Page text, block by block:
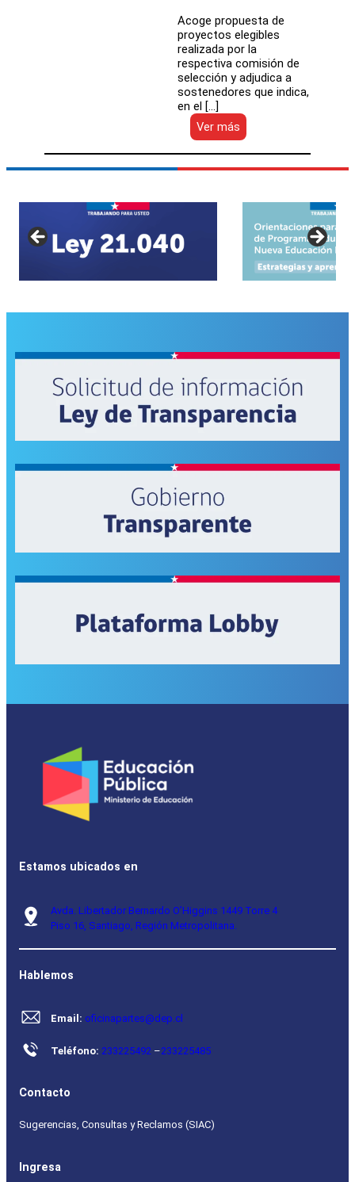
EDUCACIONALES
PÚBLICOS
DEL
PAÍS
Acoge propuesta de
proyectos elegibles
realizada por la
respectiva comisión de
selección y adjudica a
sostenedores que indica,
en el […]
Ver más
SE
ACOGE
PROPUESTA
REALIZADA
POR
RESPECTIVA
COMISIÓN
SELECCIÓN
ADJUDICA
SOSTENEDORES
Estamos ubicados en
Avda. Libertador Bernardo O’Higgins 1449 Torre 4
Piso 16, Santiago, Región Metropolitana.
Hablemos
Email: oficinapartes@dep.cl
Teléfono: 233225492 –233225485
Contacto
Sugerencias, Consultas y Reclamos (SIAC)
Ingresa